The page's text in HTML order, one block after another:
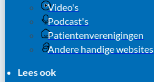
Video's
Podcast's
Patientenverenigingen
Andere handige websites
Lees ook